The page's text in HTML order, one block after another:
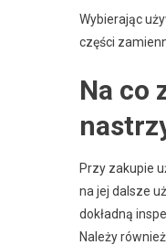
Wybierając
części
Na co
Przy zakupie
na jej dalsze
dokładną
Należy